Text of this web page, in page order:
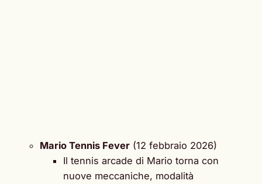
Mario Tennis Fever (12 febbraio 2026)
Il tennis arcade di Mario torna con
nuove meccaniche, modalità